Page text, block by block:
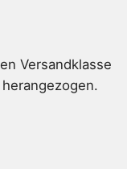
Versandklasse